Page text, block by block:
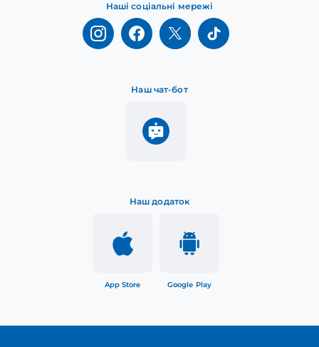
Наш додаток
App Store Google Play
Наш чат-бот
Наші соціальні мережі